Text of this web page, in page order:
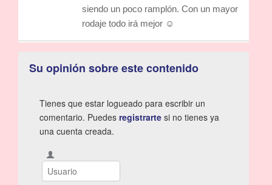
siendo un poco ramplón. Con un mayor
rodaje todo irá mejor ☺️
Su opinión sobre este contenido
Tienes que estar logueado para escribir un
comentario. Puedes registrarte si no tienes ya
una cuenta creada.